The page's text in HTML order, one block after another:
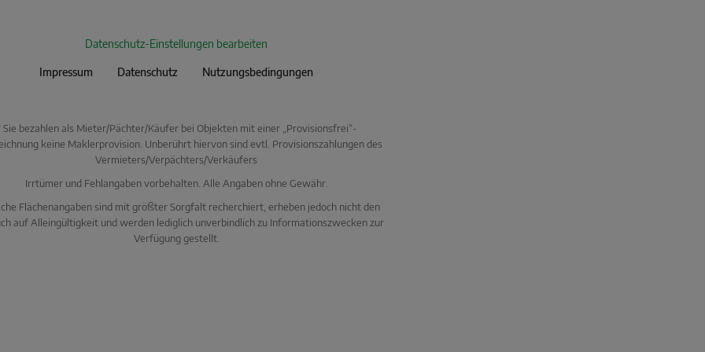
Datenschutz-Einstellungen bearbeiten
Impressum Datenschutz Nutzungsbedingungen
Sie bezahlen als Mieter/Pächter/Käufer bei Objekten mit einer „Provisionsfrei“-
keine Maklerprovision. Unberührt hiervon sind evtl. Provisionszahlungen des
Vermieters/Verpächters/Verkäufers
Irrtümer und Fehlangaben vorbehalten. Alle Angaben ohne Gewähr.
Flächenangaben sind mit größter Sorgfalt recherchiert, erheben jedoch nicht den
auf Alleingültigkeit und werden lediglich unverbindlich zu Informationszwecken zur
Verfügung gestellt.